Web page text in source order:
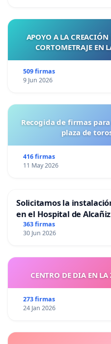
APOYO A LA CREACIÓN
CORTOMETRAJE EN
509 firmas
9 Jun 2026
Recogida de firmas
plaza de
416 firmas
11 May 2026
Solicitamos la
en el Hospital de Alcañiz
363 firmas
30 Jun 2026
CENTRO DE DIA EN
273 firmas
24 Jan 2026